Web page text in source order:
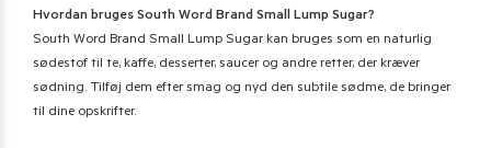
Hvordan bruges South Word Brand Small Lump Sugar?
South Word Brand Small Lump Sugar kan bruges som en naturlig
sødestof til te, kaffe, desserter, saucer og andre retter, der kræver
sødning. Tilføj dem efter smag og nyd den subtile sødme, de bringer
til dine opskrifter.